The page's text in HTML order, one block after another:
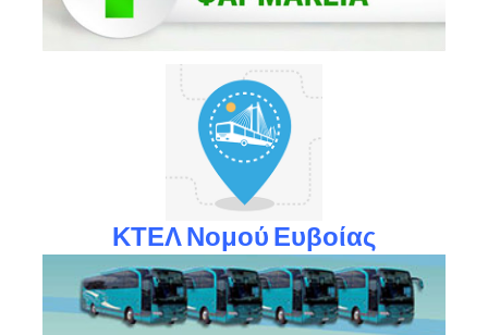
ΚΤΕΛ Νομού Ευβοίας